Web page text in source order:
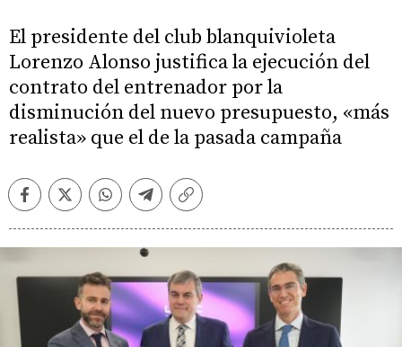
El presidente del club blanquivioleta
Lorenzo Alonso justifica la ejecución del
contrato del entrenador por la
disminución del nuevo presupuesto, «más
realista» que el de la pasada campaña
FacebookTwitterWhatsappTelegramCopiar